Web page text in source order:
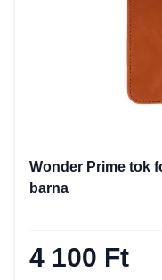
Wonder Prime tok
barna
4 100 Ft